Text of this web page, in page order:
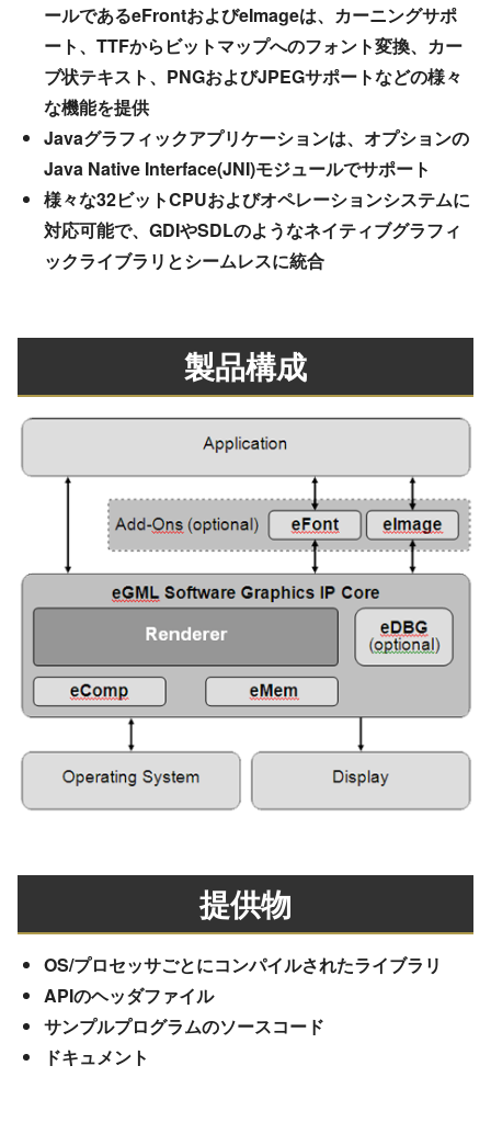
ールであるeFrontおよびeImageは、カーニングサポ
ート、TTFからビットマップへのフォント変換、カー
ブ状テキスト、PNGおよびJPEGサポートなどの様々
な機能を提供
Javaグラフィックアプリケーションは、オプションの
Java Native Interface(JNI)モジュールでサポート
様々な32ビットCPUおよびオペレーションシステムに
対応可能で、GDIやSDLのようなネイティブグラフィ
ックライブラリとシームレスに統合
製品構成
提供物
OS/プロセッサごとにコンパイルされたライブラリ
APIのヘッダファイル
サンプルプログラムのソースコード
ドキュメント